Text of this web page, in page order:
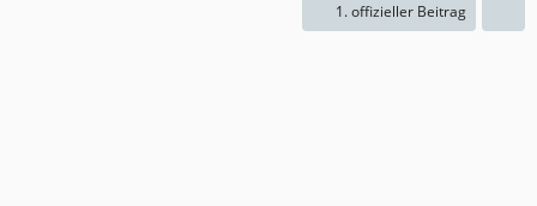
1. offizieller Beitrag